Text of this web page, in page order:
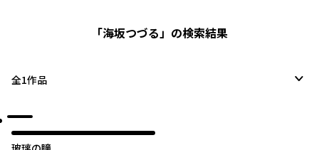
「海坂つづる」の検索結果
全1作品